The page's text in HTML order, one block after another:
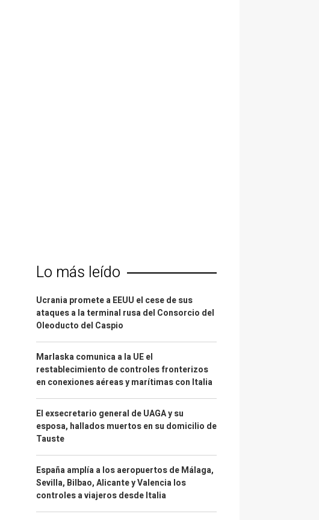
Lo más leído
Ucrania promete a EEUU el cese de sus
ataques a la terminal rusa del Consorcio del
Oleoducto del Caspio
Marlaska comunica a la UE el
restablecimiento de controles fronterizos
en conexiones aéreas y marítimas con Italia
El exsecretario general de UAGA y su
esposa, hallados muertos en su domicilio de
Tauste
España amplía a los aeropuertos de Málaga,
Sevilla, Bilbao, Alicante y Valencia los
controles a viajeros desde Italia